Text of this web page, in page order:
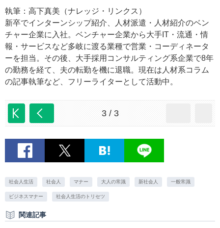
執筆：高下真美（ナレッジ・リンクス）
新卒でインターンシップ紹介、人材派遣・人材紹介のベン
チャー企業に入社。ベンチャー企業から大手IT・流通・情
報・サービスなど多岐に渡る業種で営業・コーディネータ
ーを担当。その後、大手採用コンサルティング系企業で8年
の勤務を経て、夫の転勤を機に退職。現在は人材系コラム
の記事執筆など、フリーライターとして活動中。
3 / 3
社会人生活 社会人 マナー 大人の常識 新社会人 一般常識
ビジネスマナー 社会人生活のトリセツ
関連記事